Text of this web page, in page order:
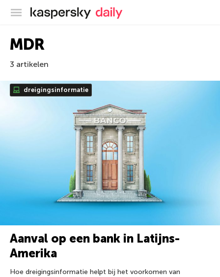
Kaspersky official blog
MDR
3 artikelen
dreigingsinformatie
Aanval op een bank in Latijns-
Amerika
Hoe dreigingsinformatie helpt bij het voorkomen van